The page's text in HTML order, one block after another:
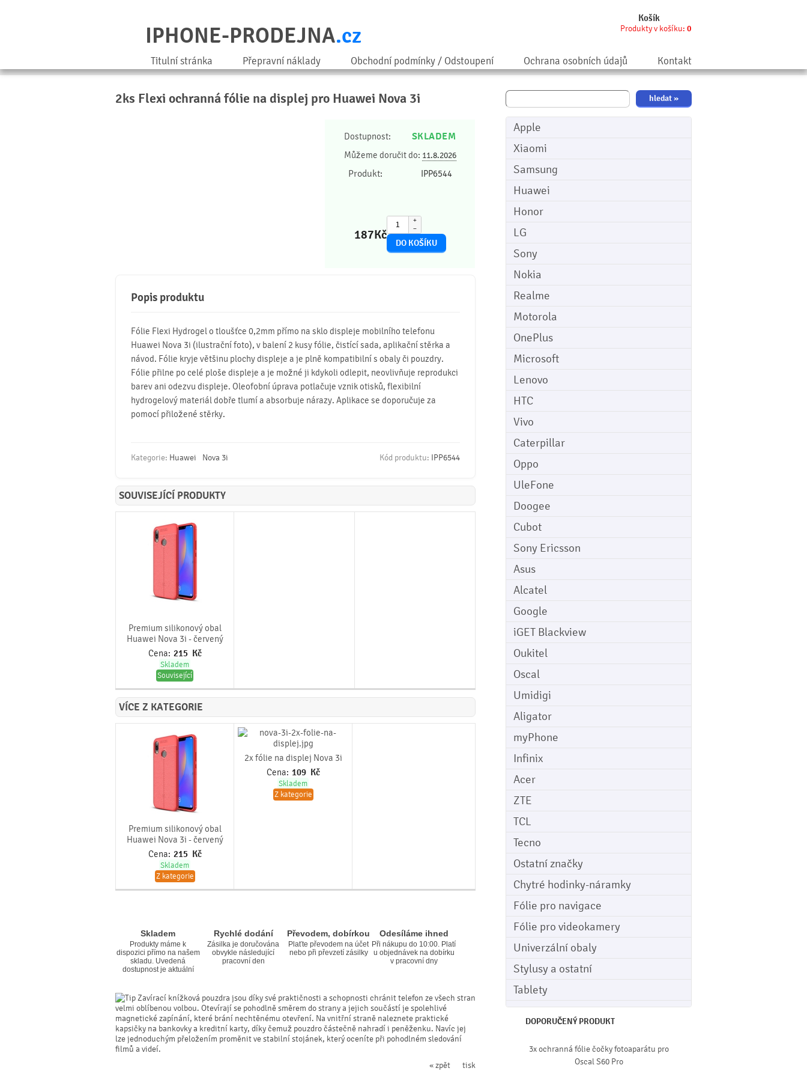
Košík
Produkty v košíku: 0
IPHONE-PRODEJNA.cz
Titulní stránka Přepravní náklady Obchodní podmínky / Odstoupení Ochrana osobních údajů Kontakt
Apple
Xiaomi
Samsung
Huawei
Honor
LG
Sony
Nokia
Realme
Motorola
OnePlus
Microsoft
Lenovo
HTC
Vivo
Caterpillar
Oppo
UleFone
Doogee
Cubot
Sony Ericsson
Asus
Alcatel
Google
iGET Blackview
Oukitel
Oscal
Umidigi
Aligator
myPhone
Infinix
Acer
ZTE
TCL
Tecno
Ostatní značky
Chytré hodinky-náramky
Fólie pro navigace
Fólie pro videokamery
Univerzální obaly
Stylusy a ostatní
Tablety
DOPORUČENÝ PRODUKT
3x ochranná fólie čočky fotoaparátu pro
Oscal S60 Pro
2ks Flexi ochranná fólie na displej pro Huawei Nova 3i
Dostupnost: SKLADEM
Můžeme doručit do: 11.8.2026
Produkt: IPP6544
187Kč
+
−
Popis produktu
Fólie Flexi Hydrogel o tloušťce 0,2mm přímo na sklo displeje mobilního telefonu
Huawei Nova 3i (ilustrační foto), v balení 2 kusy fólie, čistící sada, aplikační stěrka a
návod. Fólie kryje většinu plochy displeje a je plně kompatibilní s obaly či pouzdry.
Fólie přilne po celé ploše displeje a je možné ji kdykoli odlepit, neovlivňuje reprodukci
barev ani odezvu displeje. Oleofobní úprava potlačuje vznik otisků, flexibilní
hydrogelový materiál dobře tlumí a absorbuje nárazy. Aplikace se doporučuje za
pomocí přiložené stěrky.
Kategorie: Huawei Nova 3i Kód produktu: IPP6544
SOUVISEJÍCÍ PRODUKTY
Premium silikonový obal
Huawei Nova 3i - červený
Cena: 215 Kč
Skladem
Související
VÍCE Z KATEGORIE
Premium silikonový obal
Huawei Nova 3i - červený
Cena: 215 Kč
Skladem
Z kategorie
2x fólie na displej Nova 3i
Cena: 109 Kč
Skladem
Z kategorie
Skladem
Produkty máme k
dispozici přímo na našem
skladu. Uvedená
dostupnost je aktuální
Rychlé dodání
Zásilka je doručována
obvykle následující
pracovní den
Převodem, dobírkou
Plaťte převodem na účet
nebo při převzetí zásilky
Odesíláme ihned
Při nákupu do 10:00. Platí
u objednávek na dobírku
v pracovní dny
Zavírací knížková pouzdra jsou díky své praktičnosti a schopnosti chránit telefon ze všech stran
velmi oblíbenou volbou. Otevírají se pohodlně směrem do strany a jejich součástí je spolehlivé
magnetické zapínání, které brání nechtěnému otevření. Na vnitřní straně naleznete praktické
kapsičky na bankovky a kreditní karty, díky čemuž pouzdro částečně nahradí i peněženku. Navíc jej
lze jednoduchým přeložením proměnit ve stabilní stojánek, který oceníte při pohodlném sledování
filmů a videí.
tisk
« zpět